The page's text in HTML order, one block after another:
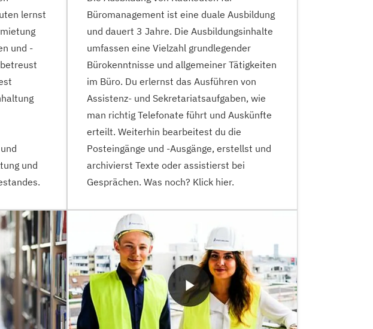
lernst
und -
und
Büromanagement ist eine duale Ausbildung
und dauert 3 Jahre. Die Ausbildungsinhalte
umfassen eine Vielzahl grundlegender
Bürokenntnisse und allgemeiner Tätigkeiten
im Büro. Du erlernst das Ausführen von
Assistenz- und Sekretariatsaufgaben, wie
man richtig Telefonate führt und Auskünfte
erteilt. Weiterhin bearbeitest du die
Posteingänge und -Ausgänge, erstellst und
archivierst Texte oder assistierst bei
Gesprächen. Was noch? Klick hier.